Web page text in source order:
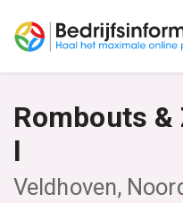
Rombouts &
l
Veldhoven,